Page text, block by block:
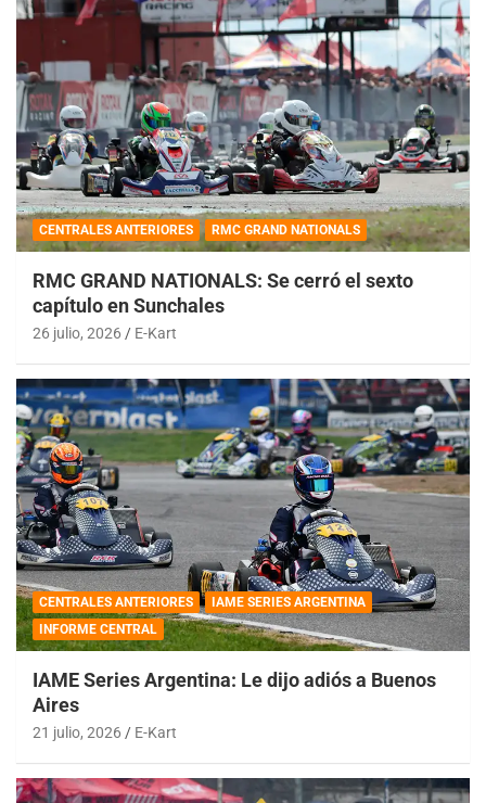
CENTRALES ANTERIORES RMC GRAND NATIONALS
RMC GRAND NATIONALS: Se cerró el sexto
capítulo en Sunchales
26 julio, 2026 E-Kart
CENTRALES ANTERIORES
IAME SERIES ARGENTINA
INFORME CENTRAL
IAME Series Argentina: Le dijo adiós a Buenos
Aires
21 julio, 2026 E-Kart